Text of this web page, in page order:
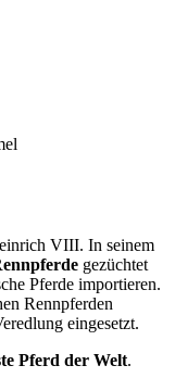
VIII. In seinem
gezüchtet
Pferde importieren.
Rennpferden
eingesetzt.
Pferd der Welt.